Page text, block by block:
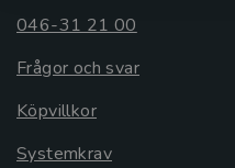
046-31 21 00
Frågor och svar
Köpvillkor
Systemkrav